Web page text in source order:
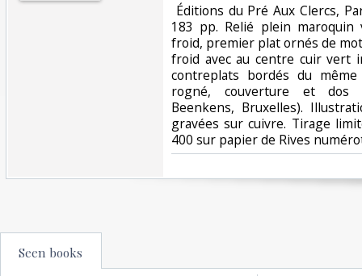
Éditions du Pré Aux Clercs,
183 pp. Relié plein
froid, premier plat ornés de
froid avec au centre cuir vert
contreplats bordés du
rogné, couverture et dos
Beenkens, Bruxelles).
gravées sur cuivre. Tirage
400 sur papier de Rives
Seen books